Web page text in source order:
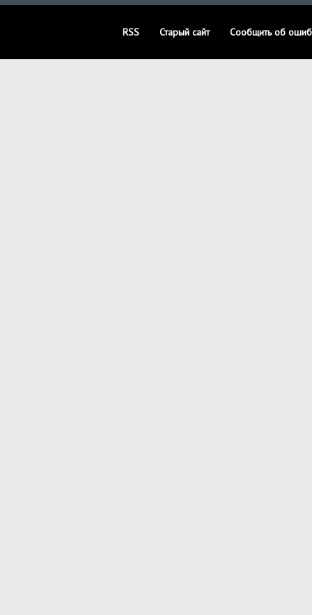
RSS Старый сайт Сообщить об